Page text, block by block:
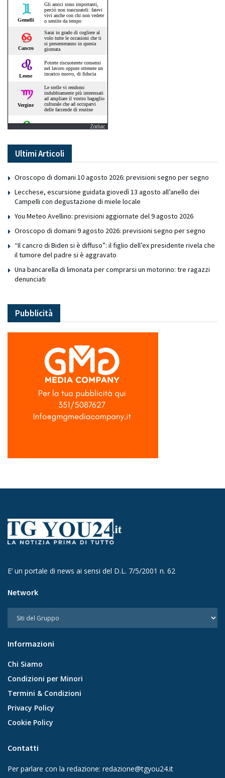
Zodiac
Ultimi Articoli
Oroscopo di domani 10 agosto 2026: previsioni segno per segno
Lecchese, escursione guidata giovedì 13 agosto all’anello dei
Campelli con degustazione di miele locale
You Meteo Avellino: previsioni aggiornate del 9 agosto 2026
Oroscopo di domani 9 agosto 2026: previsioni segno per segno
“Il cancro di Biden si è diffuso”: il figlio dell’ex presidente rivela che
il tumore del padre si è aggravato
Una bancarella di limonata per comprarsi un motorino: tre ragazzi
denunciati
Pubblicità
E’ un portale di news ai sensi del D.L. 7/5/2001 n. 62
Network
Informazioni
Chi Siamo
Condizioni per Minori
Termini & Condizioni
Privacy Policy
Cookie Policy
Contatti
Per parlare con la redazione: redazione@tgyou24.it